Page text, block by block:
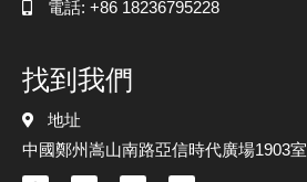
電話: +86 18236795228
找到我們
地址
中國鄭州嵩山南路亞信時代廣場1903室